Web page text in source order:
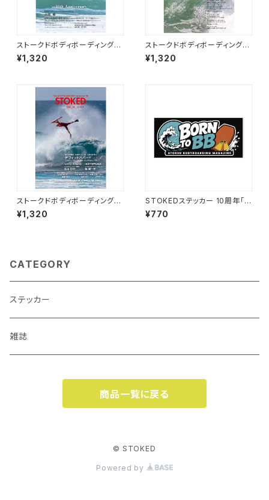
ストークドボディボーディングマ
ガジン Vol.18 / STOKED MA
G Vol.18
¥1,320
ストークドボディボーディングマ
ガジン Vol.15 / STOKED MA
G Vol.15
¥1,320
ストークドボディボーディングマ
ガジン Vol.16 / STOKED MA
G Vol.16
¥1,320
STOKEDステッカー 10周年「B
ORN TO BB」 / STICKER “B
ORN TO BB
¥770
CATEGORY
ステッカー
雑誌
商品一覧に戻る
© STOKED
Powered by